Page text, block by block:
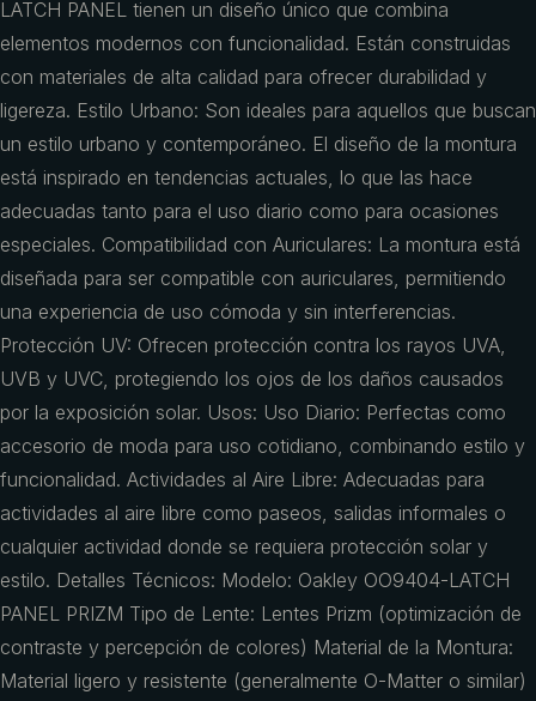
LATCH PANEL tienen un diseño único que combina
elementos modernos con funcionalidad. Están construidas
con materiales de alta calidad para ofrecer durabilidad y
ligereza. Estilo Urbano: Son ideales para aquellos que buscan
un estilo urbano y contemporáneo. El diseño de la montura
está inspirado en tendencias actuales, lo que las hace
adecuadas tanto para el uso diario como para ocasiones
especiales. Compatibilidad con Auriculares: La montura está
diseñada para ser compatible con auriculares, permitiendo
una experiencia de uso cómoda y sin interferencias.
Protección UV: Ofrecen protección contra los rayos UVA,
UVB y UVC, protegiendo los ojos de los daños causados
por la exposición solar. Usos: Uso Diario: Perfectas como
accesorio de moda para uso cotidiano, combinando estilo y
funcionalidad. Actividades al Aire Libre: Adecuadas para
actividades al aire libre como paseos, salidas informales o
cualquier actividad donde se requiera protección solar y
estilo. Detalles Técnicos: Modelo: Oakley OO9404-LATCH
PANEL PRIZM Tipo de Lente: Lentes Prizm (optimización de
contraste y percepción de colores) Material de la Montura:
Material ligero y resistente (generalmente O-Matter o similar)